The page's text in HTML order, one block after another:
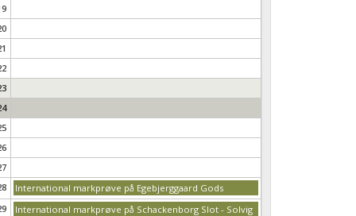
International markprøve på Egebjerggaard Gods
International markprøve på Schackenborg Slot - Solvig